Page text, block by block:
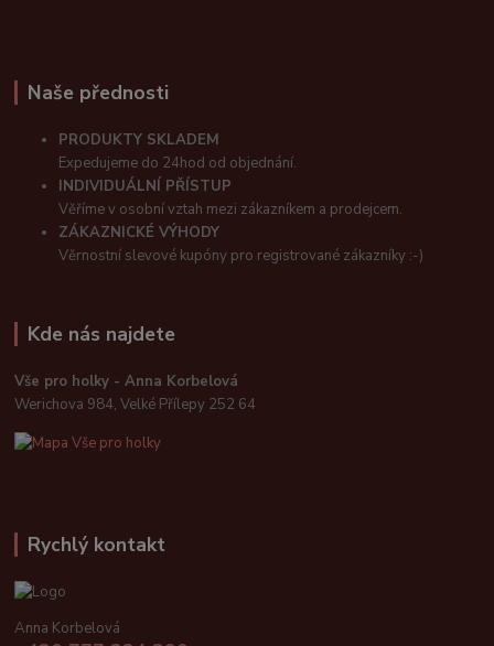
Naše přednosti
PRODUKTY SKLADEM
Expedujeme do 24hod od objednání.
INDIVIDUÁLNÍ PŘÍSTUP
Věříme v osobní vztah mezi zákazníkem a prodejcem.
ZÁKAZNICKÉ VÝHODY
Věrnostní slevové kupóny pro registrované zákazníky :-)
Kde nás najdete
Vše pro holky - Anna Korbelová
Werichova 984, Velké Přílepy 252 64
Rychlý kontakt
Anna Korbelová